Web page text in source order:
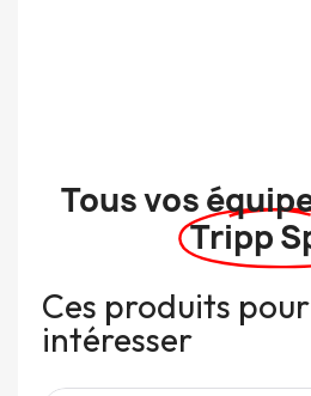
Tous vos
Tripp
Ces produits
intéresser